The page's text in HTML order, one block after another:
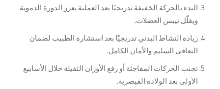
البدء بالحركة الخفيفة تدريجيًا بعد العملية يعزز الدورة الدموية
ويقلّل تيبس العضلات.
زيادة النشاط البدني تدريجيًا بعد استشارة الطبيب لضمان
التعافي السليم والأمان الكامل.
تجنب الحركات المفاجئة أو رفع الأوزان الثقيلة خلال الأسابيع
الأولى بعد الولادة القيصرية.